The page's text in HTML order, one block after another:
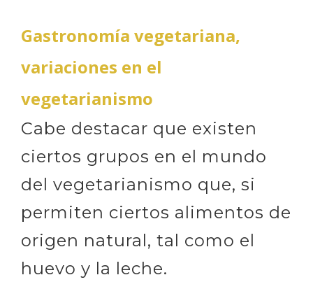
Gastronomía vegetariana,
variaciones en el
vegetarianismo
Cabe destacar que existen
ciertos grupos en el mundo
del vegetarianismo que, si
permiten ciertos alimentos de
origen natural, tal como el
huevo y la leche.